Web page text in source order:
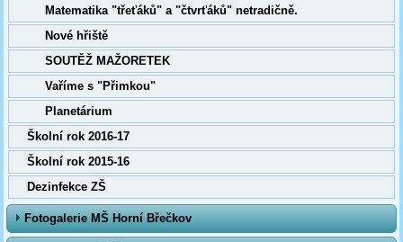
Matematika "třeťáků" a "čtvrťáků" netradičně.
Nové hřiště
SOUTĚŽ MAŽORETEK
Vaříme s "Přimkou"
Planetárium
Školní rok 2016-17
Školní rok 2015-16
Dezinfekce ZŠ
Fotogalerie MŠ Horní Břečkov